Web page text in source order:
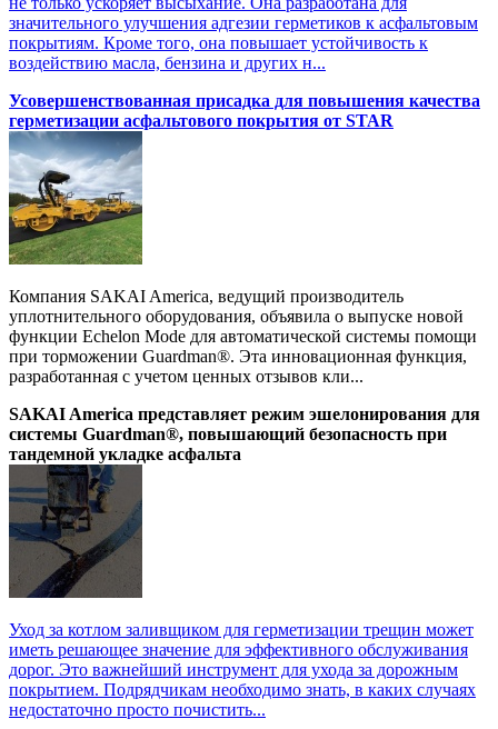
значительного улучшения адгезии герметиков к асфальтовым
покрытиям. Кроме того, она повышает устойчивость к
воздействию масла, бензина и других н...
Усовершенствованная присадка для повышения качества
герметизации асфальтового покрытия от STAR
Компания SAKAI America, ведущий производитель
уплотнительного оборудования, объявила о выпуске новой
функции Echelon Mode для автоматической системы помощи
при торможении Guardman®. Эта инновационная функция,
разработанная с учетом ценных отзывов кли...
SAKAI America представляет режим эшелонирования для
системы Guardman®, повышающий безопасность при
тандемной укладке асфальта
Уход за котлом заливщиком для герметизации трещин может
иметь решающее значение для эффективного обслуживания
дорог. Это важнейший инструмент для ухода за дорожным
покрытием. Подрядчикам необходимо знать, в каких случаях
недостаточно просто почистить...